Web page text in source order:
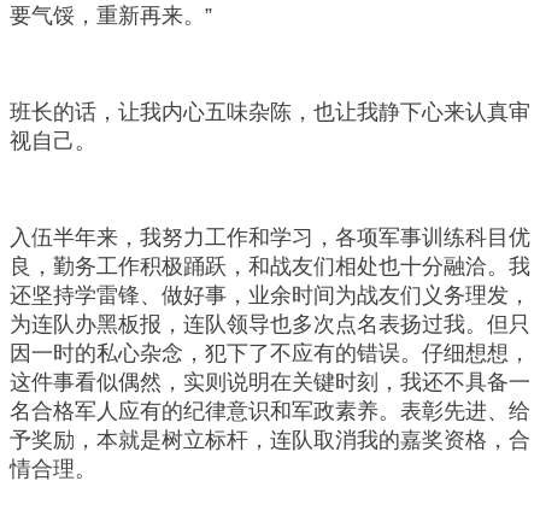
要气馁，重新再来。”
班长的话，让我内心五味杂陈，也让我静下心来认真审
视自己。
入伍半年来，我努力工作和学习，各项军事训练科目优
良，勤务工作积极踊跃，和战友们相处也十分融洽。我
还坚持学雷锋、做好事，业余时间为战友们义务理发，
为连队办黑板报，连队领导也多次点名表扬过我。但只
因一时的私心杂念，犯下了不应有的错误。仔细想想，
这件事看似偶然，实则说明在关键时刻，我还不具备一
名合格军人应有的纪律意识和军政素养。表彰先进、给
予奖励，本就是树立标杆，连队取消我的嘉奖资格，合
情合理。